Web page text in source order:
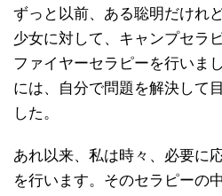
ずっと以前、ある聡明だけれ
少女に対して、キャンプセラ
ファイヤーセラピーを行いま
には、自分で問題を解決して
した。
あれ以来、私は時々、必要に
を行います。そのセラピーの